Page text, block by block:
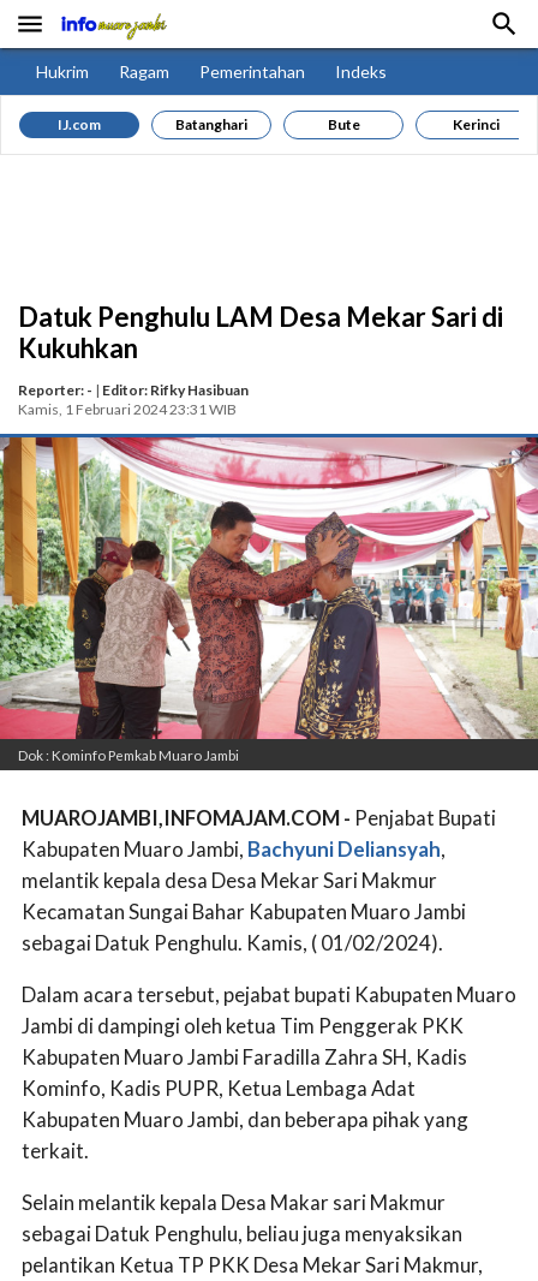
 
Hukrim Ragam Pemerintahan Indeks
IJ.com Batanghari Bute Kerinci
Datuk Penghulu LAM Desa Mekar Sari di
Kukuhkan
Reporter: - | Editor: Rifky Hasibuan
Kamis, 1 Februari 2024 23:31 WIB
Dok : Kominfo Pemkab Muaro Jambi
MUAROJAMBI,INFOMAJAM.COM - Penjabat Bupati
Kabupaten Muaro Jambi, Bachyuni Deliansyah,
melantik kepala desa Desa Mekar Sari Makmur
Kecamatan Sungai Bahar Kabupaten Muaro Jambi
sebagai Datuk Penghulu. Kamis, ( 01/02/2024).
Dalam acara tersebut, pejabat bupati Kabupaten Muaro
Jambi di dampingi oleh ketua Tim Penggerak PKK
Kabupaten Muaro Jambi Faradilla Zahra SH, Kadis
Kominfo, Kadis PUPR, Ketua Lembaga Adat
Kabupaten Muaro Jambi, dan beberapa pihak yang
terkait.
Selain melantik kepala Desa Makar sari Makmur
sebagai Datuk Penghulu, beliau juga menyaksikan
pelantikan Ketua TP PKK Desa Mekar Sari Makmur,